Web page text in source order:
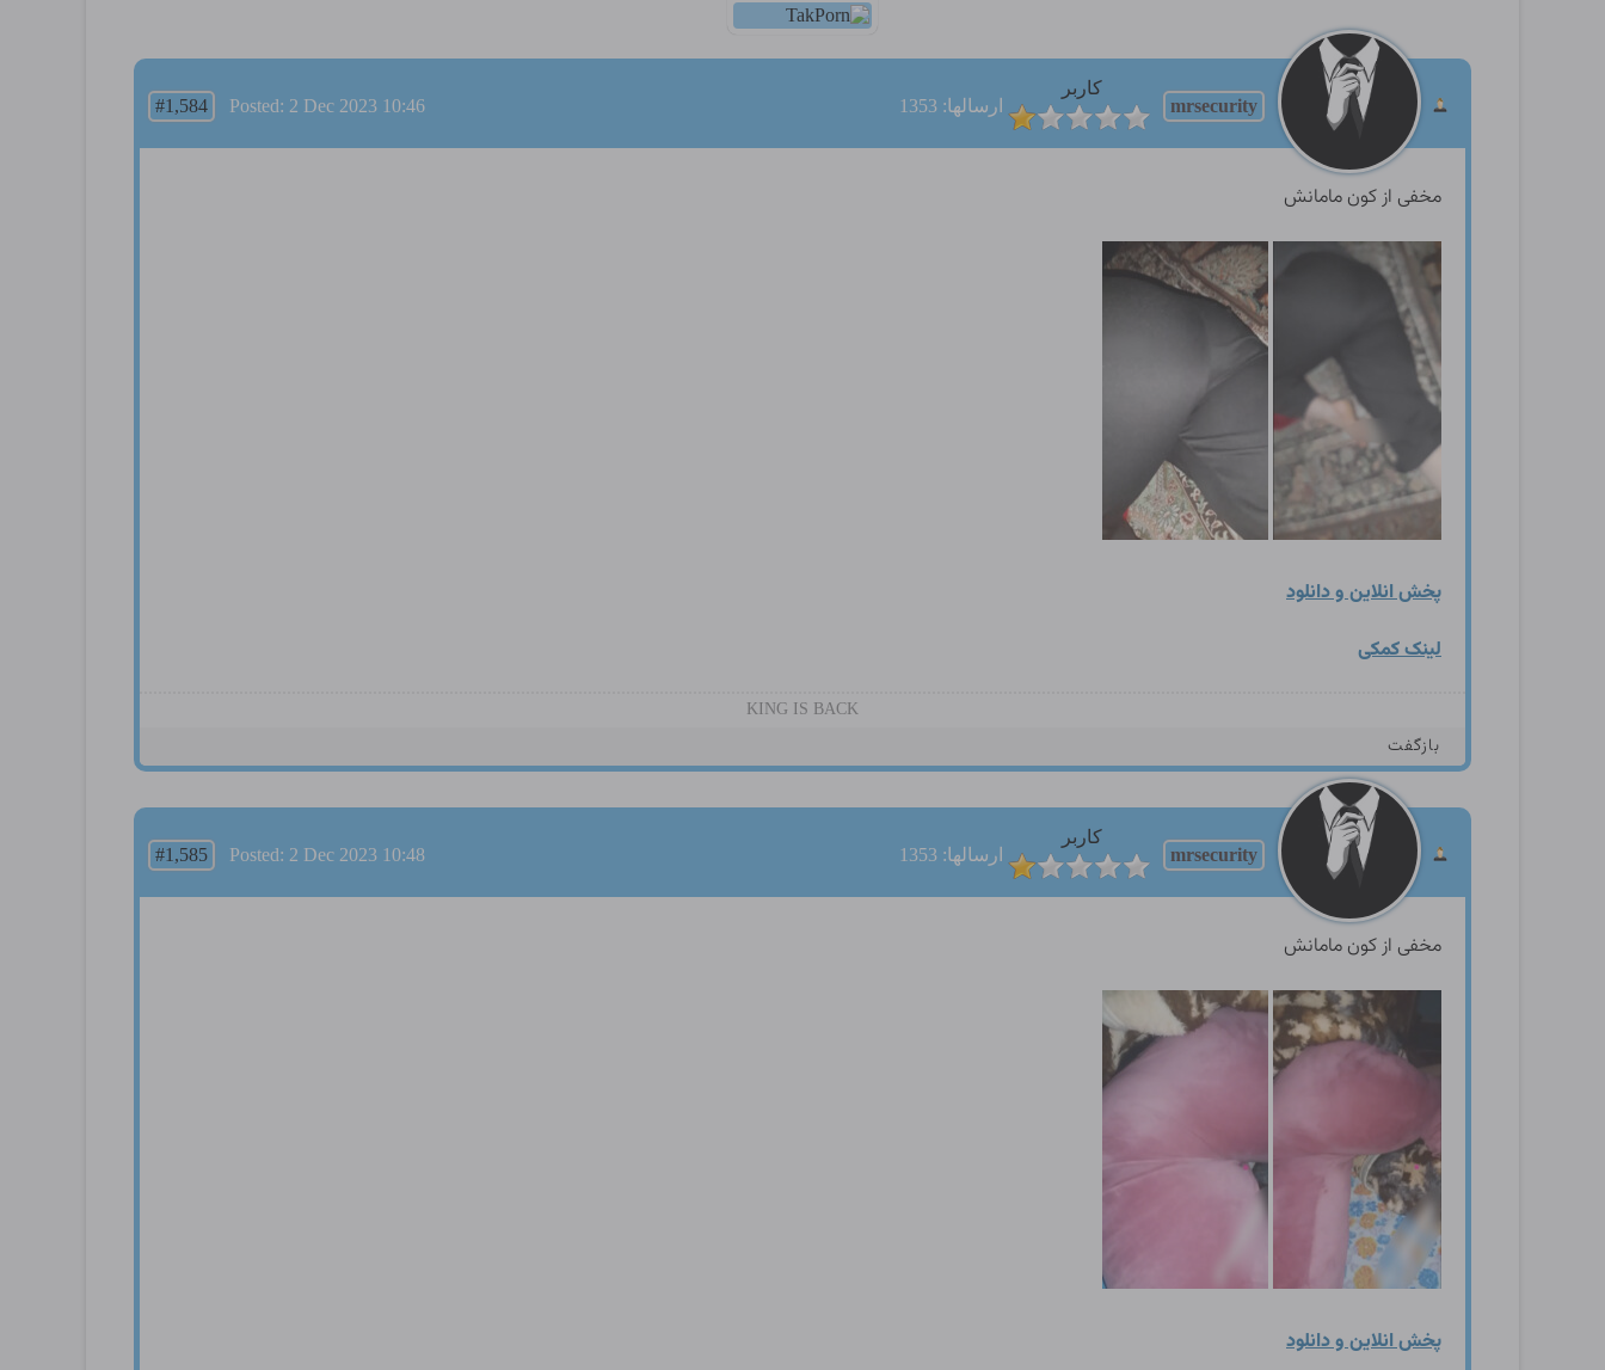
mrsecurity
کاربر
ارسالها: 1353
#1,584 Posted: 2 Dec 2023 10:46
مخفی از کون مامانش
پخش انلاین و دانلود
لینک کمکی
KING IS BACK
بازگفت
mrsecurity
کاربر
ارسالها: 1353
#1,585 Posted: 2 Dec 2023 10:48
مخفی از کون مامانش
پخش انلاین و دانلود